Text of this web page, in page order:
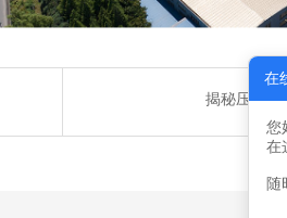
揭秘压力
在
您
在
随